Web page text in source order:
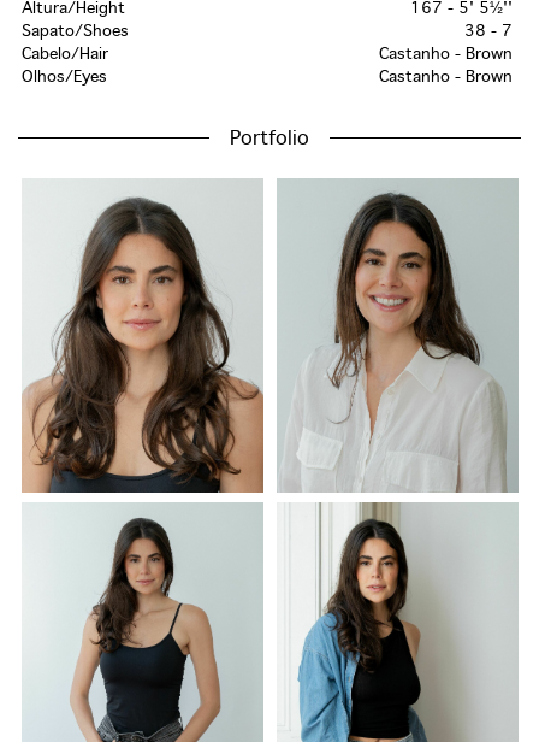
Altura/Height
167 - 5' 5½''
Sapato/Shoes
38 - 7
Cabelo/Hair
Castanho - Brown
Olhos/Eyes
Castanho - Brown
Portfolio